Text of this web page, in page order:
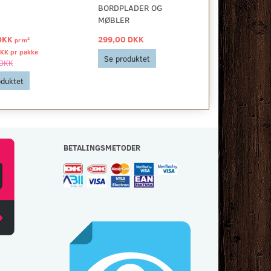
prm2
prpakke
BORDPLADER OG
MØBLER
299,00 DKK
Se produktet
40,00 DKK
Se
BETALINGSMETODER